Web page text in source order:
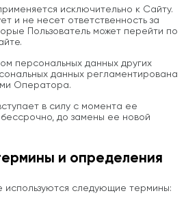
исключительно к Сайту.
и не несет ответственность за
Пользователь может перейти по
персональных данных других
данных регламентирована
Оператора.
в силу с момента ее
до замены ее новой
и определения
используются следующие термины: